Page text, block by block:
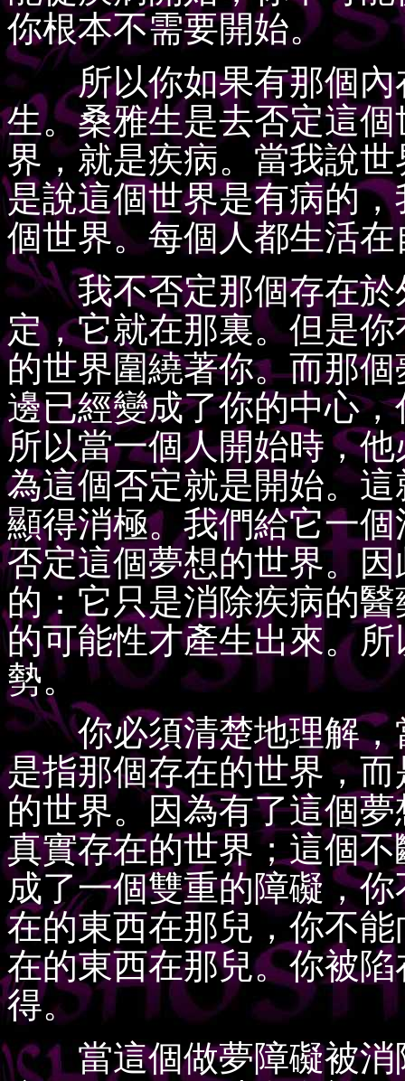
你根本不需要開始。
所以你如果有那個內
生。桑雅生是去否定這個
界，就是疾病。當我說世
是說這個世界是有病的
個世界。每個人都生活
我不否定那個存在於
定，它就在那裏。但是
的世界圍繞著你。而那
邊已經變成了你的中心
所以當一個人開始時，
為這個否定就是開始。
顯得消極。我們給它一
否定這個夢想的世界。
的：它只是消除疾病的
的可能性才產生出來。
勢。
你必須清楚地理解，
是指那個存在的世界，
的世界。因為有了這個
真實存在的世界；這個
成了一個雙重的障礙，
在的東西在那兒，你不
在的東西在那兒。你被
得。
當這個做夢障礙被消